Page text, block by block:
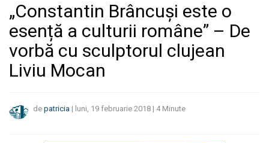
„Constantin Brâncuși este o
esență a culturii române” – De
vorbă cu sculptorul clujean
Liviu Mocan
de patricia luni, 19 februarie 2018 4 Minute